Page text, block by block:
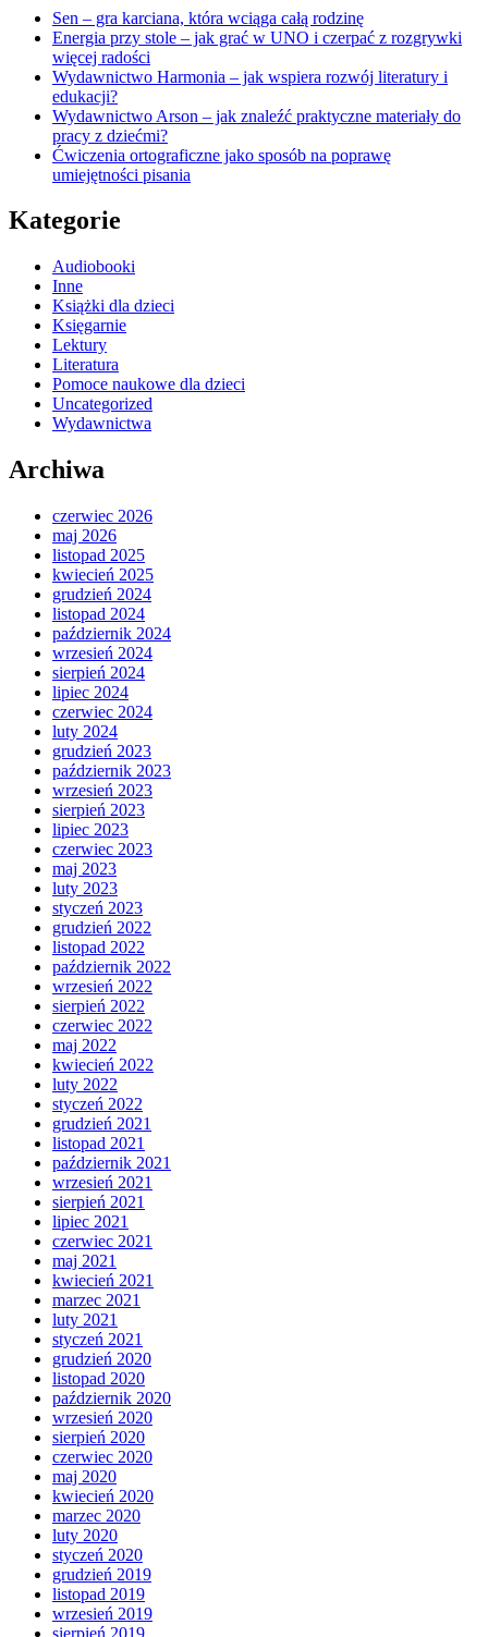
Sen – gra karciana, która wciąga całą rodzinę
Energia przy stole – jak grać w UNO i czerpać z rozgrywki
więcej radości
Wydawnictwo Harmonia – jak wspiera rozwój literatury i
edukacji?
Wydawnictwo Arson – jak znaleźć praktyczne materiały do
pracy z dziećmi?
Ćwiczenia ortograficzne jako sposób na poprawę
umiejętności pisania
Kategorie
Audiobooki
Inne
Książki dla dzieci
Księgarnie
Lektury
Literatura
Pomoce naukowe dla dzieci
Uncategorized
Wydawnictwa
Archiwa
czerwiec 2026
maj 2026
listopad 2025
kwiecień 2025
grudzień 2024
listopad 2024
październik 2024
wrzesień 2024
sierpień 2024
lipiec 2024
czerwiec 2024
luty 2024
grudzień 2023
październik 2023
wrzesień 2023
sierpień 2023
lipiec 2023
czerwiec 2023
maj 2023
luty 2023
styczeń 2023
grudzień 2022
listopad 2022
październik 2022
wrzesień 2022
sierpień 2022
czerwiec 2022
maj 2022
kwiecień 2022
luty 2022
styczeń 2022
grudzień 2021
listopad 2021
październik 2021
wrzesień 2021
sierpień 2021
lipiec 2021
czerwiec 2021
maj 2021
kwiecień 2021
marzec 2021
luty 2021
styczeń 2021
grudzień 2020
listopad 2020
październik 2020
wrzesień 2020
sierpień 2020
czerwiec 2020
maj 2020
kwiecień 2020
marzec 2020
luty 2020
styczeń 2020
grudzień 2019
listopad 2019
wrzesień 2019